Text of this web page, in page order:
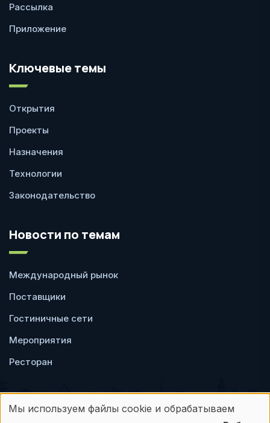
Рассылка
Приложение
Ключевые темы
Открытия
Проекты
Назначения
Технологии
Законодательство
Новости по темам
Международный рынок
Поставщики
Гостиничные сети
Мероприятия
Ресторан
Мы используем файлы cookie и обрабатываем